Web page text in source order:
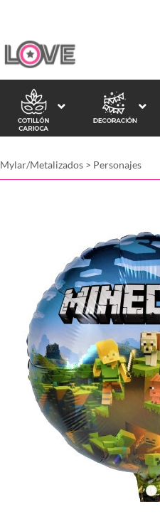
Mylar/Metalizados > Personajes